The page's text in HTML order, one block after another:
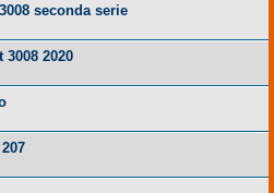
seconda serie
2020